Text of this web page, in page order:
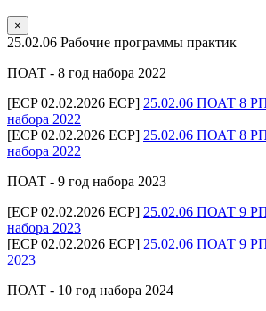
×
25.02.06 Рабочие программы практик
ПОАТ - 8 год набора 2022
[ECP 02.02.2026 ECP] 25.02.06 ПОАТ 8
набора 2022
[ECP 02.02.2026 ECP] 25.02.06 ПОАТ 8
набора 2022
ПОАТ - 9 год набора 2023
[ECP 02.02.2026 ECP] 25.02.06 ПОАТ 9
набора 2023
[ECP 02.02.2026 ECP] 25.02.06 ПОАТ 9
2023
ПОАТ - 10 год набора 2024